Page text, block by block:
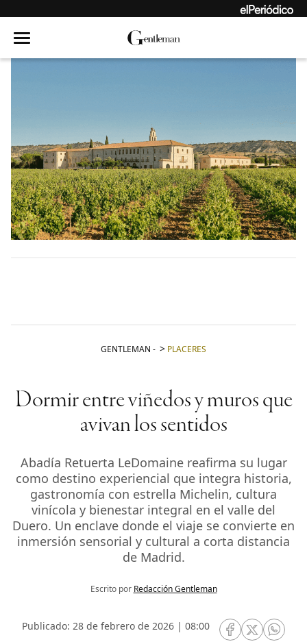
GENTLEMAN - PLACERES
Dormir entre viñedos y muros que
avivan los sentidos
Abadía Retuerta LeDomaine reafirma su lugar
como destino experiencial que integra historia,
gastronomía con estrella Michelin, cultura
vinícola y bienestar integral en el valle del
Duero. Un enclave donde el viaje se convierte en
inmersión sensorial y cultural a corta distancia
de Madrid.
Escrito por Redacción Gentleman
Publicado: 28 de febrero de 2026 | 08:00
RRSS Facebook
RRSSRRSS